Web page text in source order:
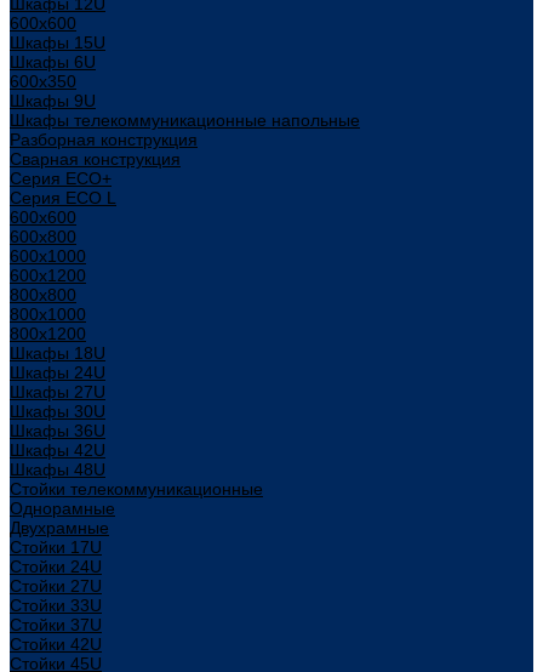
600x600
Шкафы 15U
Шкафы 6U
600x350
Шкафы 9U
Шкафы телекоммуникационные напольные
Разборная конструкция
Сварная конструкция
Серия ECO+
Серия ECO L
600x600
600x800
600х1000
600х1200
800x800
800х1000
800х1200
Шкафы 18U
Шкафы 24U
Шкафы 27U
Шкафы 30U
Шкафы 36U
Шкафы 42U
Шкафы 48U
Стойки телекоммуникационные
Однорамные
Двухрамные
Стойки 17U
Стойки 24U
Стойки 27U
Стойки 33U
Стойки 37U
Стойки 42U
Стойки 45U